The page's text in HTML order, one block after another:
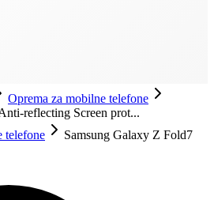
Oprema za mobilne telefone
reflecting Screen prot...
telefone
Samsung Galaxy Z Fold7